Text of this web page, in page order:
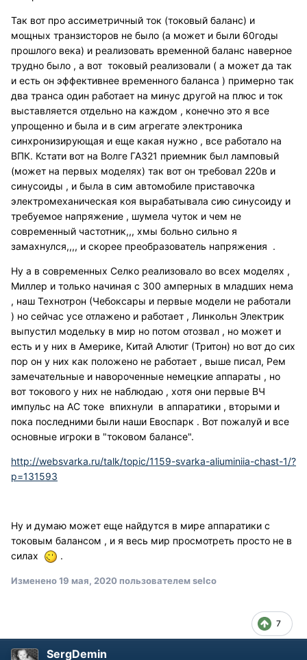
Так вот про ассиметричный ток (токовый баланс) и
мощных транзисторов не было (а может и были 60годы
прошлого века) и реализовать временной баланс наверное
трудно было , а вот токовый реализовали ( а может да так
и есть он эффективнее временного баланса ) примерно так
два транса один работает на минус другой на плюс и ток
выставляется отдельно на каждом , конечно это я все
упрощенно и была и в сим агрегате электроника
синхронизирующая и еще какая нужно , все работало на
ВПК. Кстати вот на Волге ГАЗ21 приемник был ламповый
(может на первых моделях) так вот он требовал 220в и
синусоиды , и была в сим автомобиле приставочка
электромеханическая коя вырабатывала сию синусоиду и
требуемое напряжение , шумела чуток и чем не
современный частотник,,, хмы больно сильно я
замахнулся,,,, и скорее преобразователь напряжения .
Ну а в современных Селко реализовало во всех моделях ,
Миллер и только начиная с 300 амперных в младших нема
, наш Технотрон (Чебоксары и первые модели не работали
) но сейчас усе отлажено и работает , Линкольн Электрик
выпустил модельку в мир но потом отозвал , но может и
есть и у них в Америке, Китай Алютиг (Тритон) но вот до сих
пор он у них как положено не работает , выше писал, Рем
замечательные и навороченные немецкие аппараты , но
вот токового у них не наблюдаю , хотя они первые ВЧ
импульс на АС токе впихнули в аппаратики , вторыми и
пока последними были наши Евоспарк . Вот пожалуй и все
основные игроки в "токовом балансе".
http://websvarka.ru/talk/topic/1159-svarka-aliuminiia-chast-1/?
p=131593
Ну и думаю может еще найдутся в мире аппаратики с
токовым балансом , и я весь мир просмотреть просто не в
силах
.
Изменено19 мая, 2020пользователем selco
7
SergDemin